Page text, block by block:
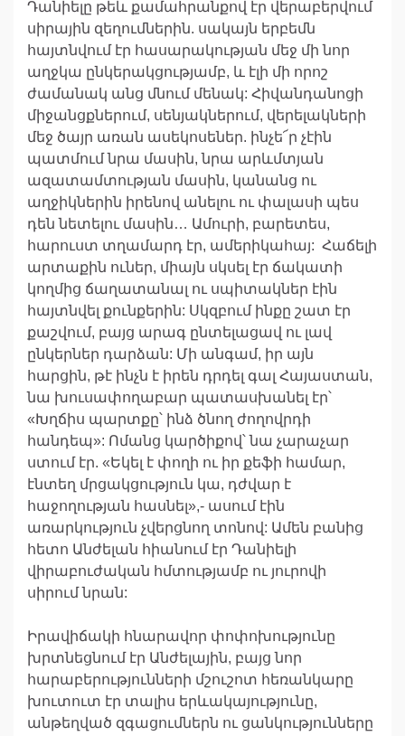
Դանիելը թեև քամահրանքով էր վերաբերվում
սիրային զեղումներին. սակայն երբեմն
հայտնվում էր հասարակության մեջ մի նոր
աղջկա ընկերակցությամբ, և էլի մի որոշ
ժամանակ անց մնում մենակ: Հիվանդանոցի
միջանցքներում, սենյակներում, վերելակների
մեջ ծայր առան ասեկոսեներ. ինչե՜ր չէին
պատմում նրա մասին, նրա արևմտյան
ազատամտության մասին, կանանց ու
աղջիկներին իրենով անելու ու փալասի պես
դեն նետելու մասին… Ամուրի, բարետես,
հարուստ տղամարդ էր, ամերիկահայ: Հաճելի
արտաքին ուներ, միայն սկսել էր ճակատի
կողմից ճաղատանալ ու սպիտակներ էին
հայտնվել քունքերին: Սկզբում ինքը շատ էր
քաշվում, բայց արագ ընտելացավ ու լավ
ընկերներ դարձան: Մի անգամ, իր այն
հարցին, թէ ինչն է իրեն դրդել գալ Հայաստան,
նա խուսափողաբար պատասխանել էր՝
«Խղճիս պարտքը՝ ինձ ծնող ժողովրդի
հանդեպ»: Ոմանց կարծիքով՝ նա չարաչար
ստում էր. «Եկել է փողի ու իր քեֆի համար,
էնտեղ մրցակցություն կա, դժվար է
հաջողության հասնել»,- ասում էին
առարկություն չվերցնող տոնով: Ամեն բանից
հետո Անժելան հիանում էր Դանիելի
վիրաբուժական հմտությամբ ու յուրովի
սիրում նրան:
Իրավիճակի հնարավոր փոփոխությունը
խրտնեցնում էր Անժելային, բայց նոր
հարաբերությունների մշուշոտ հեռանկարը
խուտուտ էր տալիս երևակայությունը,
անթեղված զգացումներն ու ցանկությունները